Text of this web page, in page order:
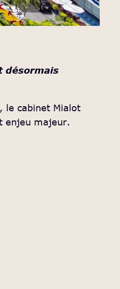
désormais
, le cabinet Mialot
enjeu majeur.